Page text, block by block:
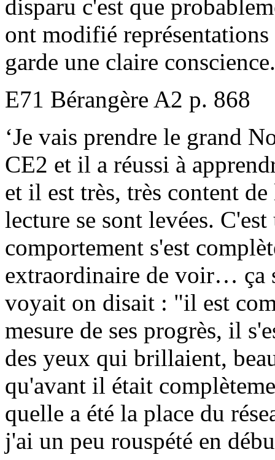
disparu c'est que
ont modifié représentations
garde une claire conscience.
E71 Bérangère A2 p. 868
‘Je vais prendre le grand
CE2 et il a réussi à
et il est très, très content
lecture se sont levées.
comportement s'est
extraordinaire de voir… ça
voyait on disait : "il est
mesure de ses progrès, il
des yeux qui brillaient,
qu'avant il était
quelle a été la place du
j'ai un peu rouspété en